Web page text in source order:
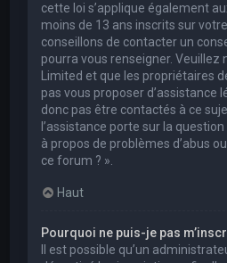
cette loi s’applique également
moins de 13 ans inscrits sur
conseillons de contacter un
pourra vous renseigner. Veuillez
Limited et que les propriétaires
pas vous proposer d’assistance
donc pas être contactés à ce
l’assistance porte sur la
à propos de problèmes d’abus
ce forum ? ».
Haut
Pourquoi ne puis-je pas
Il est possible qu’un